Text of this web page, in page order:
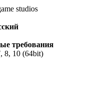
studios
требования
8, 10 (64bit)